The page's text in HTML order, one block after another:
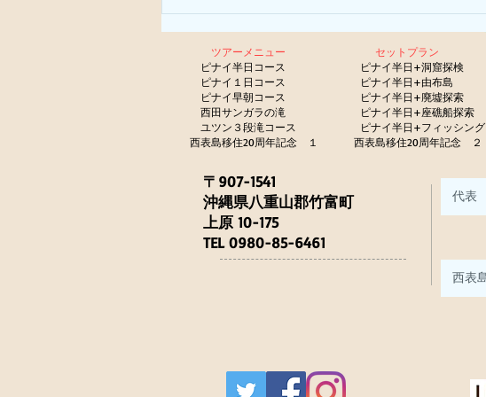
ツアーメニュー セットプラン
ピナイ半日コース ピナイ半日+洞窟探検
ピナイ１日コース
ピナイ半日+由布島
ピナイ早朝コース
ピナイ半日+廃墟探索
西田サンガラの滝
ピナイ半日+座礁船探索
ユツン３段滝コース ピナイ半日+フィッシング
西表島移住20周年記念 １ 西表島移住20周年記念 ２
〒907-1541
沖縄県八重山郡竹富町
上原 10-175
TEL 0980-85-6461